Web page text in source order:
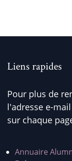
Liens rapides
Pour plus de
l'adresse e-
sur chaque
Annuaire